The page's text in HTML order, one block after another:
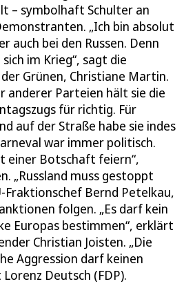
– symbolhaft Schulter an
„Ich bin absolut
auch bei den Russen. Denn
im Krieg“, sagt die
Grünen, Christiane Martin.
anderer Parteien hält sie die
für richtig. Für
auf der Straße habe sie indes
war immer politisch.
einer Botschaft feiern“,
„Russland muss gestoppt
Fraktionschef Bernd Petelkau,
folgen. „Es darf kein
Europas bestimmen“, erklärt
Christian Joisten. „Die
Aggression darf keinen
Deutsch (FDP).